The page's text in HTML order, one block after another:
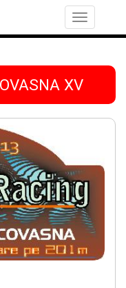
Toggle
navigation
XV